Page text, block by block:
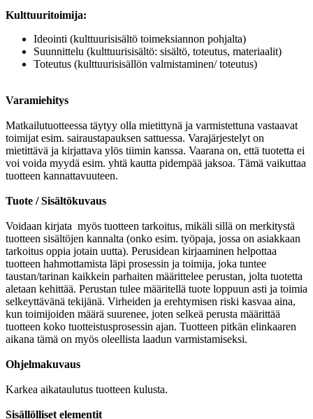
Kulttuuritoimija:
Ideointi (kulttuurisisältö toimeksiannon pohjalta)
Suunnittelu (kulttuurisisältö: sisältö, toteutus, materiaalit)
Toteutus (kulttuurisisällön valmistaminen/ toteutus)
Varamiehitys
Matkailutuotteessa täytyy olla mietittynä ja varmistettuna vastaavat
toimijat esim. sairaustapauksen sattuessa. Varajärjestelyt on
mietittävä ja kirjattava ylös tiimin kanssa. Vaarana on, että tuotetta ei
voi voida myydä esim. yhtä kautta pidempää jaksoa. Tämä vaikuttaa
tuotteen kannattavuuteen.
Tuote / Sisältökuvaus
Voidaan kirjata myös tuotteen tarkoitus, mikäli sillä on merkitystä
tuotteen sisältöjen kannalta (onko esim. työpaja, jossa on asiakkaan
tarkoitus oppia jotain uutta). Perusidean kirjaaminen helpottaa
tuotteen hahmottamista läpi prosessin ja toimija, joka tuntee
taustan/tarinan kaikkein parhaiten määrittelee perustan, jolta tuotetta
aletaan kehittää. Perustan tulee määritellä tuote loppuun asti ja toimia
selkeyttävänä tekijänä. Virheiden ja erehtymisen riski kasvaa aina,
kun toimijoiden määrä suurenee, joten selkeä perusta määrittää
tuotteen koko tuotteistusprosessin ajan. Tuotteen pitkän elinkaaren
aikana tämä on myös oleellista laadun varmistamiseksi.
Ohjelmakuvaus
Karkea aikataulutus tuotteen kulusta.
Sisällölliset elementit